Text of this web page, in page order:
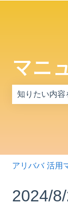
マニ
アリババ 活用
2024/